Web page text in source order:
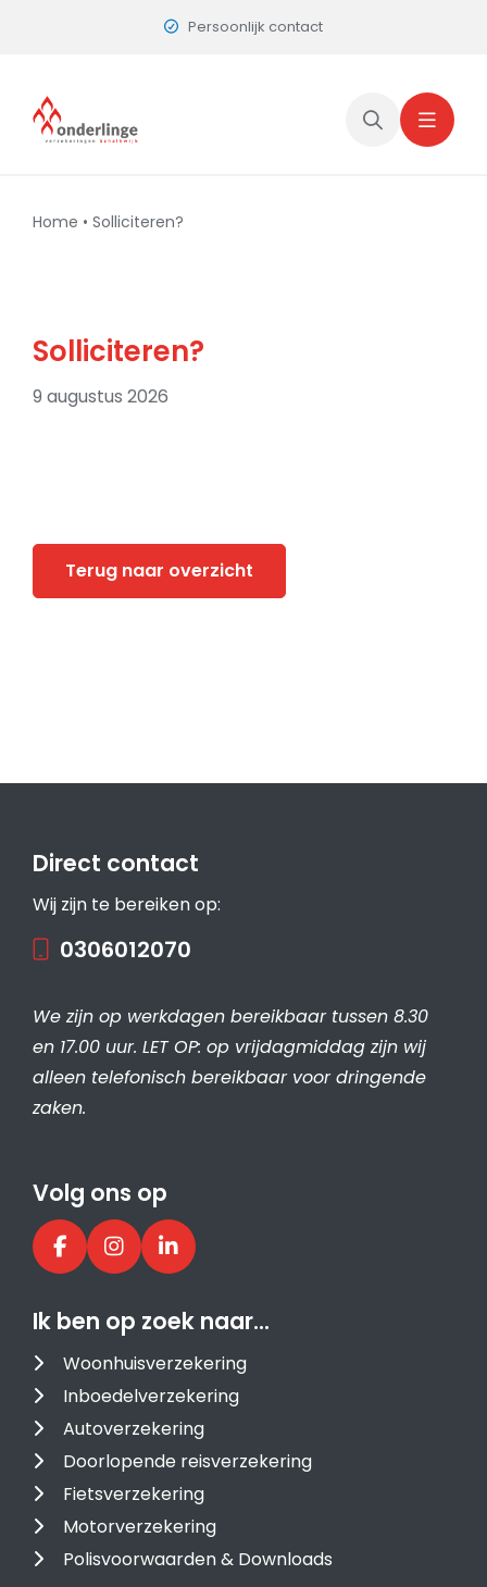
Persoonlijk contact
Home • Solliciteren?
Solliciteren?
9 augustus 2026
Terug naar overzicht
Direct contact
Wij zijn te bereiken op:
0306012070
We zijn op werkdagen bereikbaar tussen 8.30
en 17.00 uur. LET OP: op vrijdagmiddag zijn wij
alleen telefonisch bereikbaar voor dringende
zaken.
Volg ons op
Ik ben op zoek naar…
Woonhuisverzekering
Inboedelverzekering
Autoverzekering
Doorlopende reisverzekering
Fietsverzekering
Motorverzekering
Polisvoorwaarden & Downloads